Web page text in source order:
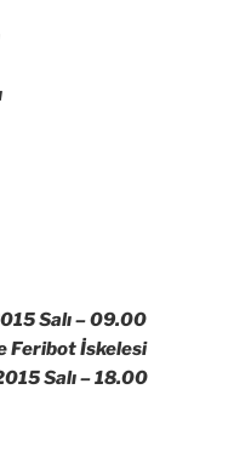
Salı –09.00
Feribot İskelesi
Salı –18.00